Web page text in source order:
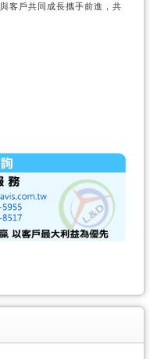
客戶共同成長攜手前進，共